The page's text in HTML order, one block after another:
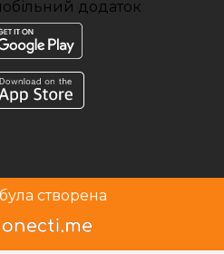
додаток
створена